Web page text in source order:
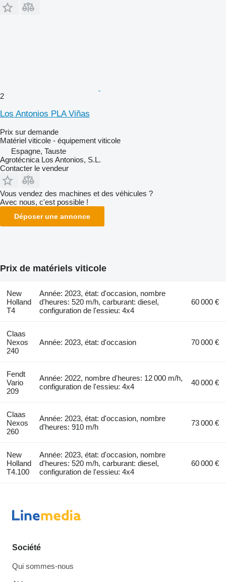
2
Los Antonios PLA Viñas
Prix sur demande
Matériel viticole - équipement viticole
Espagne, Tauste
Agrotécnica Los Antonios, S.L.
Contacter le vendeur
Vous vendez des machines et des véhicules ?
Avec nous, c'est possible !
Déposer une annonce
Prix de matériels viticole
New
Holland
T4
Année: 2023, état: d'occasion, nombre
d'heures: 520 m/h, carburant: diesel,
configuration de l'essieu: 4x4
60 000 €
Claas
Nexos
240
Année: 2023, état: d'occasion 70 000 €
Fendt
Vario
209
Année: 2022, nombre d'heures: 12 000 m/h,
configuration de l'essieu: 4x4
40 000 €
Claas
Nexos
260
Année: 2023, état: d'occasion, nombre
d'heures: 910 m/h
73 000 €
New
Holland
T4.100
Année: 2023, état: d'occasion, nombre
d'heures: 520 m/h, carburant: diesel,
configuration de l'essieu: 4x4
60 000 €
Société
Qui sommes-nous